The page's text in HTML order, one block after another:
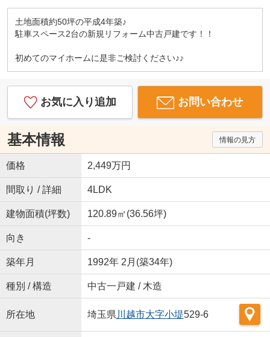
土地面積約50坪の平成4年築♪
駐車スペース2台の新規リフォーム中古戸建です！！
初めてのマイホームに是非ご検討ください♪♪
お気に入り追加 お問い合わせ
基本情報 情報の見方
価格 2,449万円
間取り / 詳細 4LDK
建物面積(坪数) 120.89㎡(36.56坪)
向き -
築年月 1992年 2月(築34年)
種別 / 構造 中古一戸建 / 木造
所在地 埼玉県 川越市大字小堤529-6